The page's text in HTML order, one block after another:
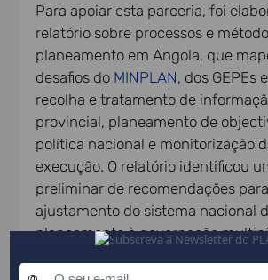
Para apoiar esta parceria, foi
relatório sobre processos e
planeamento em Angola, que
desafios do MINPLAN, dos GEPEs
recolha e tratamento de
provincial, planeamento de
política nacional e monitorização
execução. O relatório identificou
preliminar de recomendações
ajustamento do sistema nacional
planeamento à governação